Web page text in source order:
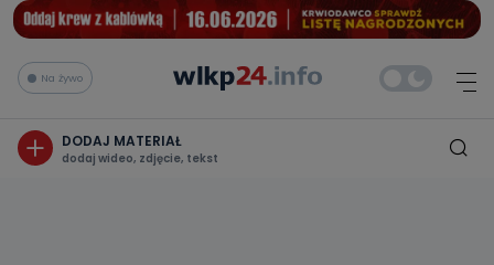
Na żywo
DODAJ MATERIAŁ
dodaj wideo, zdjęcie, tekst